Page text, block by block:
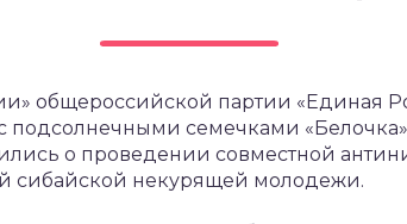
общероссийской партии «Единая
семечками
о проведении совместной
сибайской некурящей молодежи.